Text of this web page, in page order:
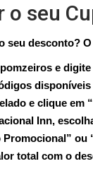
o seu
seu desconto?
e
e clique em
Inn,
Promocional”
total com o